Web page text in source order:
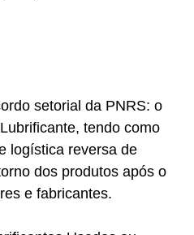
setorial da PNRS: o
tendo como
logística reversa de
dos produtos após o
e fabricantes.